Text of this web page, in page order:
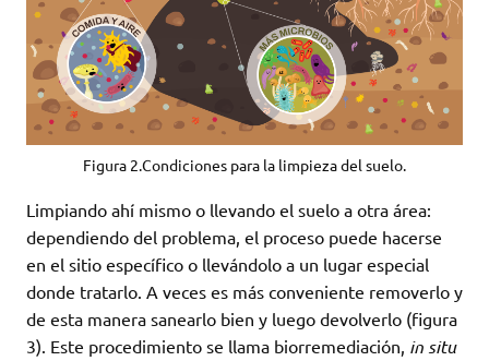
Figura 2.Condiciones para la limpieza del suelo.
Limpiando ahí mismo o llevando el suelo a otra área:
dependiendo del problema, el proceso puede hacerse
en el sitio específico o llevándolo a un lugar especial
donde tratarlo. A veces es más conveniente removerlo y
de esta manera sanearlo bien y luego devolverlo (figura
3). Este procedimiento se llama biorremediación, in situ